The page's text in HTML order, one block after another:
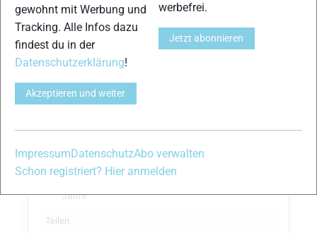
Welche Bindung ist montiert und zu welchen
Konditionen bieten Sie einen Versand an?
Jens Schellerwurde ein Mitglied
Jahre
Teilen
gewohnt mit Werbung und
Tracking. Alle Infos dazu
findest du in der
Datenschutzerklärung!
Akzeptieren und weiter
werbefrei.
Jetzt abonnieren
ImpressumDatenschutzAbo verwalten
Schon registriert? Hier anmelden